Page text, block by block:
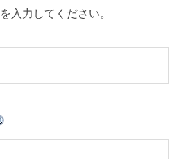
入力してください。